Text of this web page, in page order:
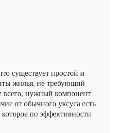
существует простой и
жилья, не требующий
всего, нужный компонент
от обычного уксуса есть
которое по эффективности